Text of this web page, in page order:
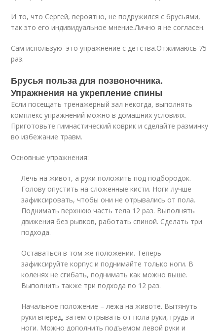
И то, что Сергей, вероятно, не подружился с брусьями,
так это его индивидуальное мнение.Лично я не согласен.
Сам использую это упражнение с детства.Отжимаюсь 75
раз.
Брусья польза для позвоночника.
Упражнения на укрепление спины
Если посещать тренажерный зал некогда, выполнять
комплекс упражнений можно в домашних условиях.
Приготовьте гимнастический коврик и сделайте разминку
во избежание травм.
Основные упражнения:
Лечь на живот, а руки положить под подбородок.
Голову опустить на сложенные кисти. Ноги лучше
зафиксировать, чтобы они не отрывались от пола.
Поднимать верхнюю часть тела 12 раз. Выполнять
движения без рывков, работать спиной. Сделать три
подхода.
Оставаться в том же положении. Теперь
зафиксируйте корпус и поднимайте только ноги. В
коленях не сгибать, поднимать как можно выше.
Выполнить также три подхода по 12 раз.
Начальное положение – лежа на животе. Вытянуть
руки вперед, затем отрывать от пола руки, грудь и
ноги. Можно дополнить подъемом левой руки и